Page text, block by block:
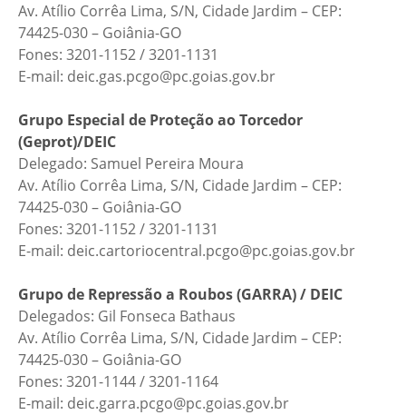
Av. Atílio Corrêa Lima, S/N, Cidade Jardim – CEP:
74425-030 – Goiânia-GO
Fones: 3201-1152 / 3201-1131
E-mail: deic.gas.pcgo@pc.goias.gov.br
Grupo Especial de Proteção ao Torcedor
(Geprot)/DEIC
Delegado: Samuel Pereira Moura
Av. Atílio Corrêa Lima, S/N, Cidade Jardim – CEP:
74425-030 – Goiânia-GO
Fones: 3201-1152 / 3201-1131
E-mail: deic.cartoriocentral.pcgo@pc.goias.gov.br
Grupo de Repressão a Roubos (GARRA) / DEIC
Delegados: Gil Fonseca Bathaus
Av. Atílio Corrêa Lima, S/N, Cidade Jardim – CEP:
74425-030 – Goiânia-GO
Fones: 3201-1144 / 3201-1164
E-mail: deic.garra.pcgo@pc.goias.gov.br